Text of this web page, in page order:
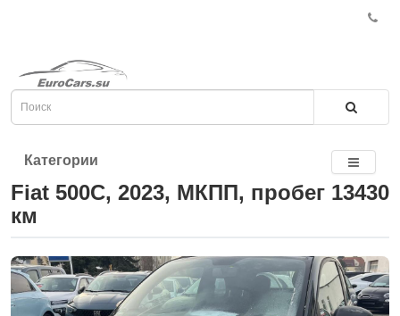
Категории
Fiat 500C, 2023, МКПП, пробег 13430
км